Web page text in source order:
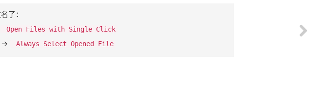
了：
Open Files with Single Click
​->​ Always Select Opened File